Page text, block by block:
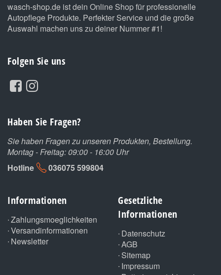
wasch-shop.de ist dein Online Shop für professionelle
Autopflege Produkte. Perfekter Service und die große
Auswahl machen uns zu deiner Nummer #1!
Folgen Sie uns
Haben Sie Fragen?
Sie haben Fragen zu unseren Produkten, Bestellung.
Montag - Freitag: 09:00 - 16:00 Uhr
Hotline
036075 599804
Informationen
Zahlungsmoeglichkeiten
Versandinformationen
Newsletter
Gesetzliche
Informationen
Datenschutz
AGB
Sitemap
Impressum